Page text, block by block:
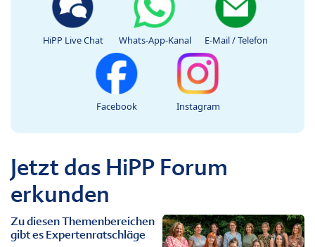
HiPP Live Chat Whats-App-Kanal E-Mail / Telefon
Facebook Instagram
Jetzt das HiPP Forum
erkunden
Zu diesen Themenbereichen
gibt es Expertenratschläge